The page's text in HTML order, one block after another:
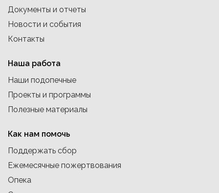
Документы и отчеты
Новости и события
Контакты
Наша работа
Наши подопечные
Проекты и программы
Полезные материалы
Как нам помочь
Поддержать сбор
Ежемесячные пожертвования
Опека